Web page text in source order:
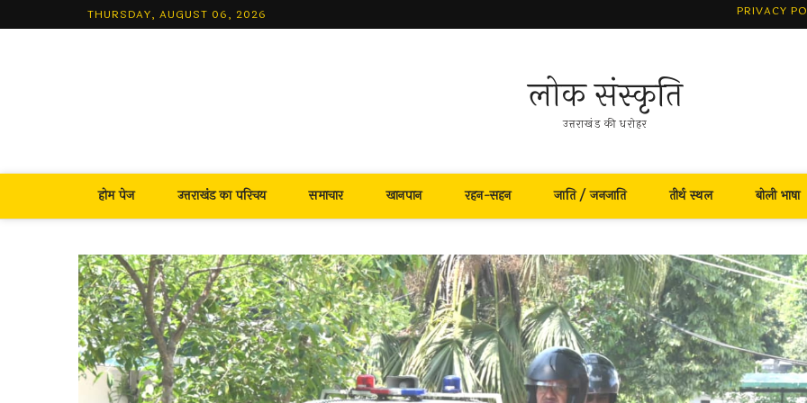
to
THURSDAY, AUGUST 06, 2026 PRIVACY
लोक संस्कृति
उत्तराखंड की धरोहर
होम पेज उत्तराखंड का परिचय समाचार खानपान रहन-सहन जाति / जनजाति तीर्थ स्थल बोली भाषा